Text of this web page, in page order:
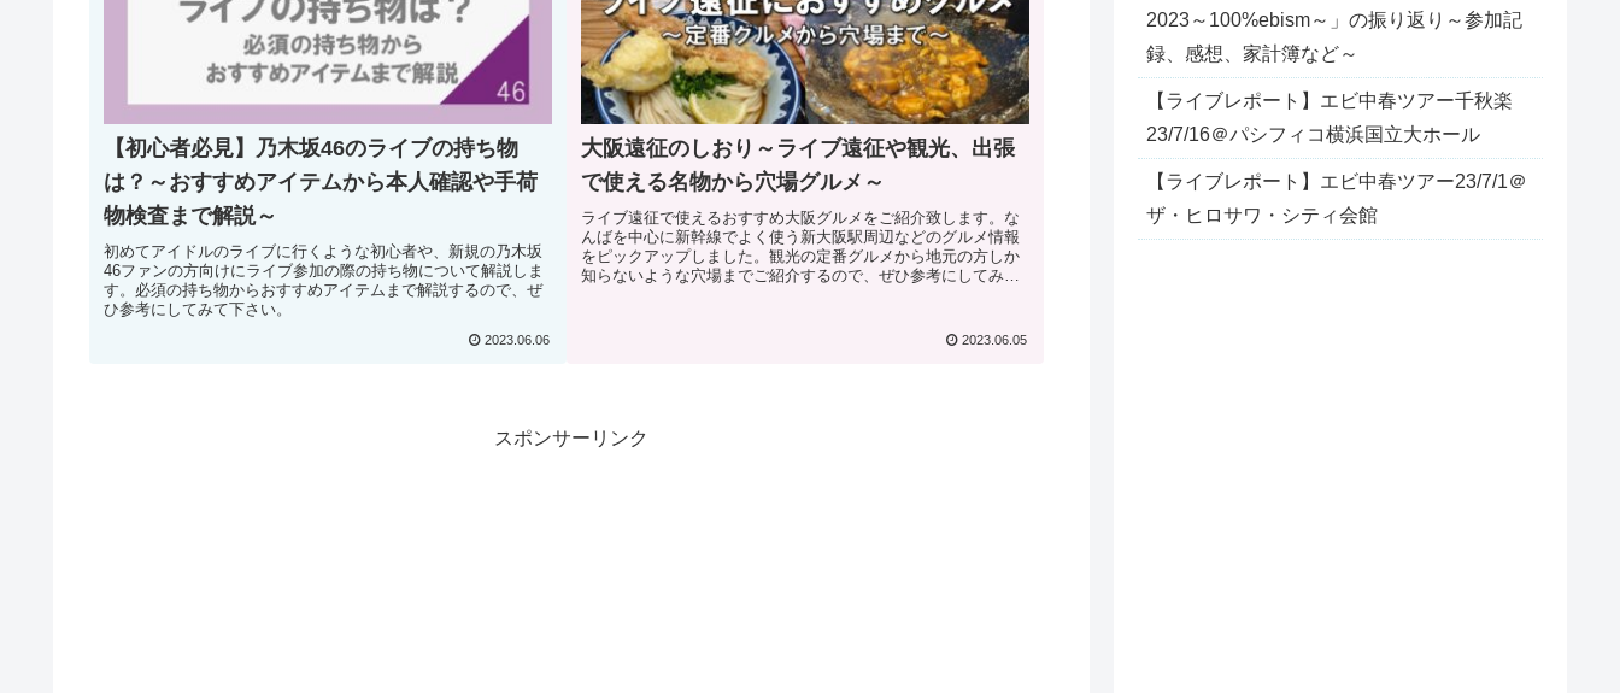
【初心者必見】乃木坂46のライブの持ち物
は？～おすすめアイテムから本人確認や手荷
物検査まで解説～
初めてアイドルのライブに行くような初心者や、新規の乃木坂
46ファンの方向けにライブ参加の際の持ち物について解説しま
す。必須の持ち物からおすすめアイテムまで解説するので、ぜ
ひ参考にしてみて下さい。
2023.06.06
大阪遠征のしおり～ライブ遠征や観光、出張
で使える名物から穴場グルメ～
ライブ遠征で使えるおすすめ大阪グルメをご紹介致します。な
んばを中心に新幹線でよく使う新大阪駅周辺などのグルメ情報
をピックアップしました。観光の定番グルメから地元の方しか
知らないような穴場までご紹介するので、ぜひ参考にしてみて
2023.06.05
スポンサーリンク
2023～100%ebism～」の振り返り～参加記
録、感想、家計簿など～
【ライブレポート】エビ中春ツアー千秋楽
23/7/16＠パシフィコ横浜国立大ホール
【ライブレポート】エビ中春ツアー23/7/1＠
ザ・ヒロサワ・シティ会館